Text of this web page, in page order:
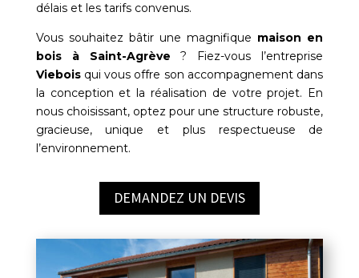
délais et les tarifs convenus.
Vous souhaitez bâtir une magnifique maison en
bois à
Saint-Agrève ? Fiez-vous l’entreprise
Vieboisqui vous offre son accompagnement dans
la conception et la réalisation de votre projet. En
nous choisissant, optez pour une structure robuste,
gracieuse, unique et plus respectueuse de
l’environnement.
DEMANDEZ UN DEVIS